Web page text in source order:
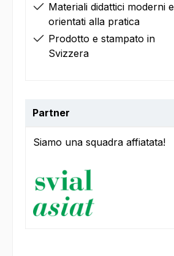
Materiali didattici moderni e
orientati alla pratica
Prodotto e stampato in
Svizzera
Partner
Siamo una squadra affiatata!